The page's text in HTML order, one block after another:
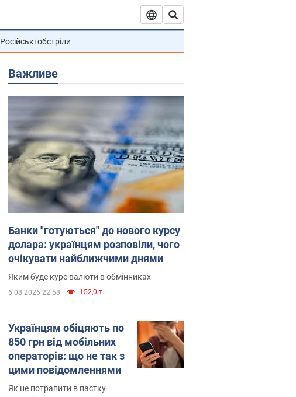
Російські обстріли
Важливе
Банки "готуються" до нового курсу
долара: українцям розповіли, чого
очікувати найближчими днями
Яким буде курс валюти в обмінниках
6.08.2026 22:58 152,0 т.
Українцям обіцяють по
850 грн від мобільних
операторів: що не так з
цими повідомленнями
Як не потрапити в пастку